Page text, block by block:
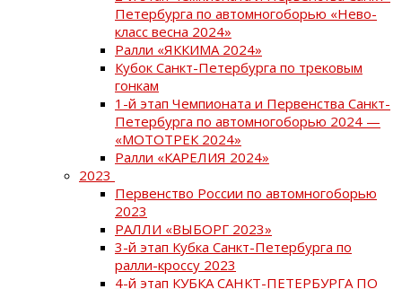
Петербурга по автомногоборью «Нево-
класс весна 2024»
Ралли «ЯККИМА 2024»
Кубок Санкт-Петербурга по трековым
гонкам
1-й этап Чемпионата и Первенства Санкт-
Петербурга по автомногоборью 2024 —
«МОТОТРЕК 2024»
Ралли «КАРЕЛИЯ 2024»
2023
Первенство России по автомногоборью
2023
РАЛЛИ «ВЫБОРГ 2023»
3-й этап Кубка Санкт-Петербурга по
ралли-кроссу 2023
4-й этап КУБКА САНКТ-ПЕТЕРБУРГА ПО